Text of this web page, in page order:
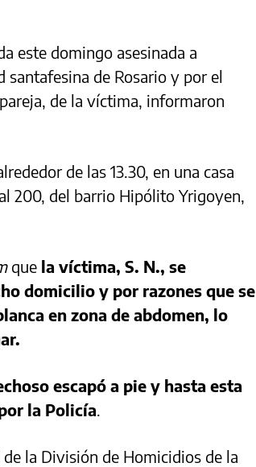
este domingo asesinada a
santafesina de Rosario y por el
de la víctima, informaron
de las 13.30, en una casa
200, del barrio Hipólito Yrigoyen,
que la víctima, S. N., se
domicilio y por razones que se
en zona de abdomen, lo
escapó a pie y hasta esta
la Policía.
la División de Homicidios de la